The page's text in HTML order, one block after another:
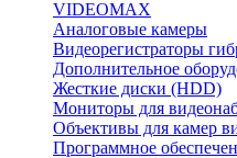
VIDEOMAX
Аналоговые камеры
Видеорегистраторы
Дополнительное
Жесткие диски (HDD)
Мониторы для
Объективы для камер
Программное